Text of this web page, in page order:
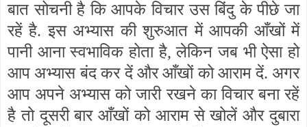
बात सोचनी है कि आपके विचार उस बिंदु के पीछे जा
रहें है. इस अभ्यास की शुरुआत में आपकी आँखों में
पानी आना स्वभाविक होता है,लेकिन जब भी ऐसा हो
आप अभ्यास बंद कर दें और आँखों को आराम दें. अगर
आप अपने अभ्यास को जारी रखने का विचार बना रहें
है तो दूसरी बार आँखों को आराम से खोलें और दुबारा